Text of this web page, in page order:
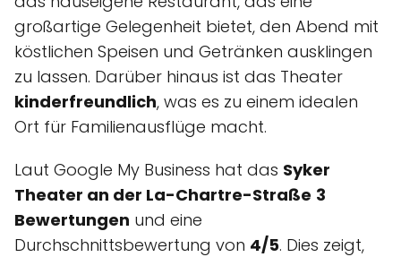
großartige Gelegenheit bietet, den Abend mit
köstlichen Speisen und Getränken ausklingen
zu lassen. Darüber hinaus ist das Theater
kinderfreundlich, was es zu einem idealen
Ort für Familienausflüge macht.
Laut Google My Business hat das Syker
Theater an der La-Chartre-Straße 3
Bewertungen und eine
Durchschnittsbewertung von 4/5. Dies zeigt,